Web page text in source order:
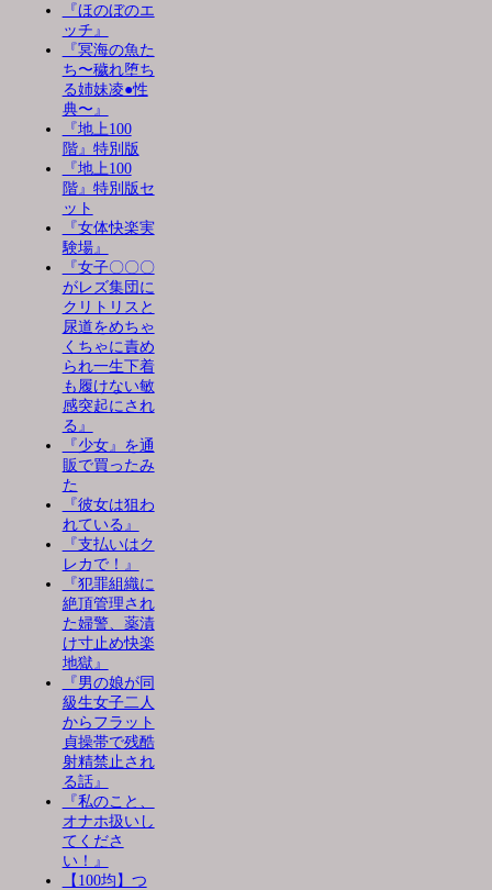
『ほのぼのエ
ッチ』
『冥海の魚た
ち〜穢れ堕ち
る姉妹凌●性
典〜』
『地上100
階』特別版
『地上100
階』特別版セ
ット
『女体快楽実
験場』
『女子〇〇〇
がレズ集団に
クリトリスと
尿道をめちゃ
くちゃに責め
られ一生下着
も履けない敏
感突起にされ
る』
『少女』を通
販で買ったみ
た
『彼女は狙わ
れている』
『支払いはク
レカで！』
『犯罪組織に
絶頂管理され
た婦警、薬漬
け寸止め快楽
地獄』
『男の娘が同
級生女子二人
からフラット
貞操帯で残酷
射精禁止され
る話』
『私のこと、
オナホ扱いし
てくださ
い！』
【100均】つ